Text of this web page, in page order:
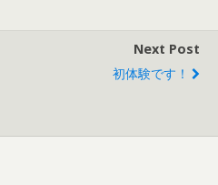
Next Post
初体験です！